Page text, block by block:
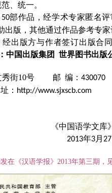
、统一。
50部作品，经学术专家匿名评
出版，其他通过作品参考专
经出版方与作者签订出版合
中国出版集团 世界图书出版
街10号 邮 编： 430070
址： http://www.sjxscb.com
《中国语学文库
2013年3月 27
在《汉语学报》2013年第三期，